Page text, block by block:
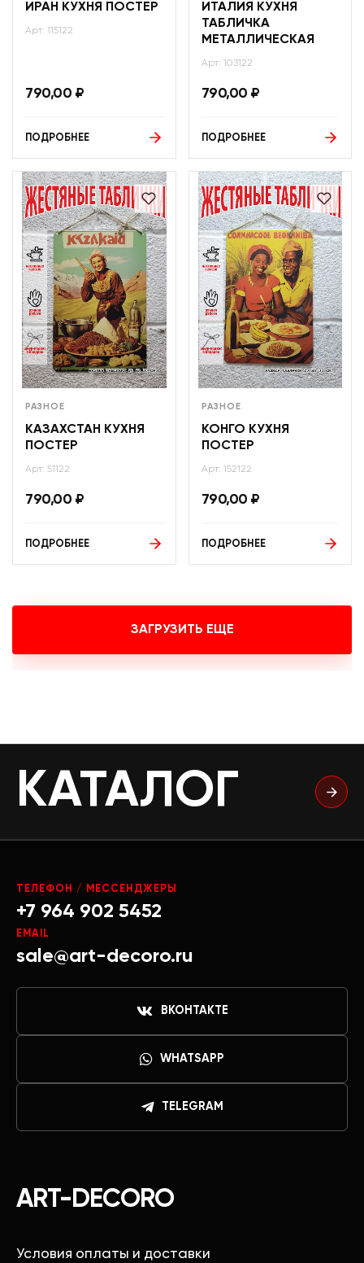
ИРАН КУХНЯ ПОСТЕР
Арт: 115122
790,00 ₽
ПОДРОБНЕЕ
ИТАЛИЯ КУХНЯ
ТАБЛИЧКА
МЕТАЛЛИЧЕСКАЯ
Арт: 103122
790,00 ₽
ПОДРОБНЕЕ
РАЗНОЕ
КАЗАХСТАН КУХНЯ
ПОСТЕР
Арт: 51122
790,00 ₽
ПОДРОБНЕЕ
РАЗНОЕ
КОНГО КУХНЯ
ПОСТЕР
Арт: 152122
790,00 ₽
ПОДРОБНЕЕ
ЗАГРУЗИТЬ ЕЩЕ
КАТАЛОГ
ART-DECORO
Условия оплаты и доставки
ТЕЛЕФОН / МЕССЕНДЖЕРЫ
+7 964 902 5452
EMAIL
sale@art-decoro.ru
ВКОНТАКТЕ
WHATSAPP
TELEGRAM